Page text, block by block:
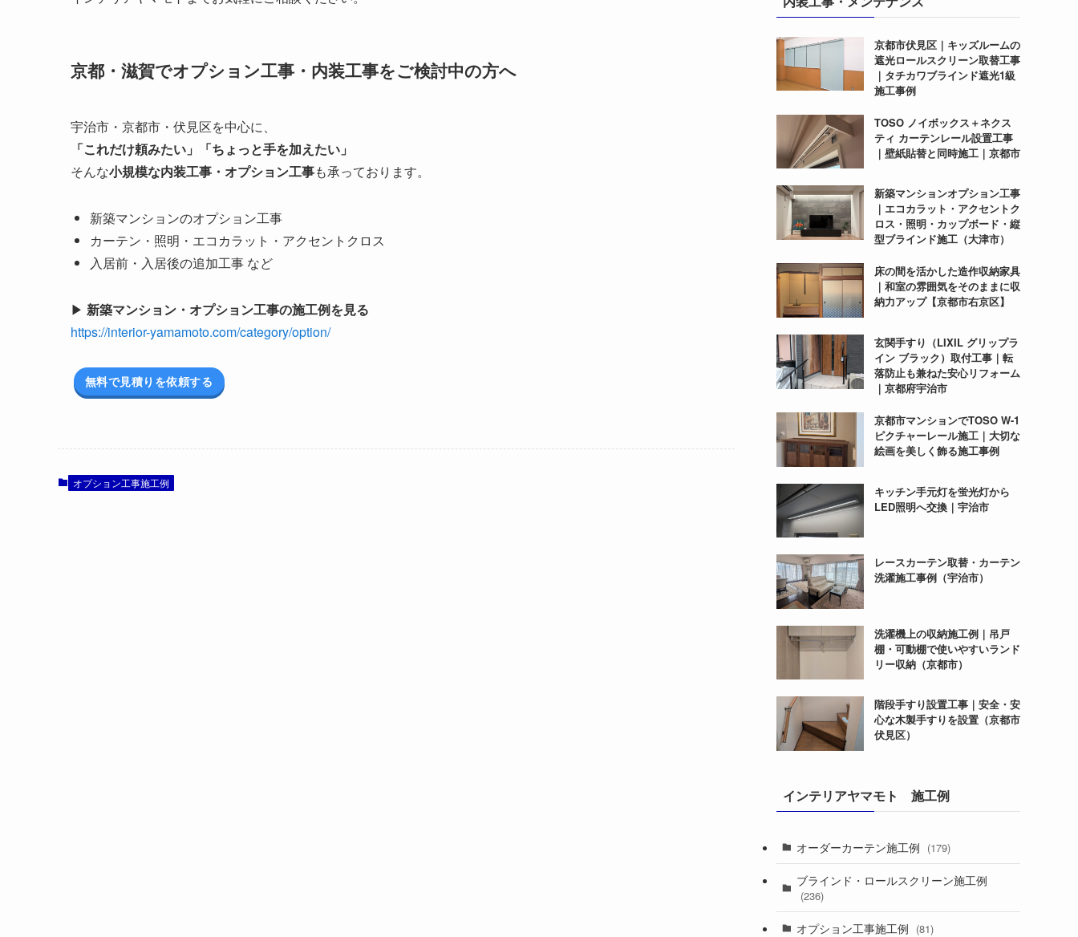
京都・滋賀でオプション工事・内装工事をご検討中の方へ
宇治市・京都市・伏見区を中心に、
「これだけ頼みたい」「ちょっと手を加えたい」
そんな小規模な内装工事・オプション工事も承っております。
新築マンションのオプション工事
カーテン・照明・エコカラット・アクセントクロス
入居前・入居後の追加工事 など
▶ 新築マンション・オプション工事の施工例を見る
https://interior-yamamoto.com/category/option/
無料で見積りを依頼する
オプション工事施工例
京都市伏見区｜キッズルームの
遮光ロールスクリーン取替工事
｜タチカワブラインド遮光1級
施工事例
TOSO ノイボックス＋ネクス
ティ カーテンレール設置工事
｜壁紙貼替と同時施工｜京都市
新築マンションオプション工事
｜エコカラット・アクセントク
ロス・照明・カップボード・縦
型ブラインド施工（大津市）
床の間を活かした造作収納家具
｜和室の雰囲気をそのままに収
納力アップ【京都市右京区】
玄関手すり（LIXIL グリップラ
イン ブラック）取付工事｜転
落防止も兼ねた安心リフォーム
｜京都府宇治市
京都市マンションでTOSO W-1
ピクチャーレール施工｜大切な
絵画を美しく飾る施工事例
キッチン手元灯を蛍光灯から
LED照明へ交換｜宇治市
レースカーテン取替・カーテン
洗濯施工事例（宇治市）
洗濯機上の収納施工例｜吊戸
棚・可動棚で使いやすいランド
リー収納（京都市）
階段手すり設置工事｜安全・安
心な木製手すりを設置（京都市
伏見区）
インテリアヤマモト 施工例
オーダーカーテン施工例 (179)
ブラインド・ロールスクリーン施工例
(236)
オプション工事施工例 (81)